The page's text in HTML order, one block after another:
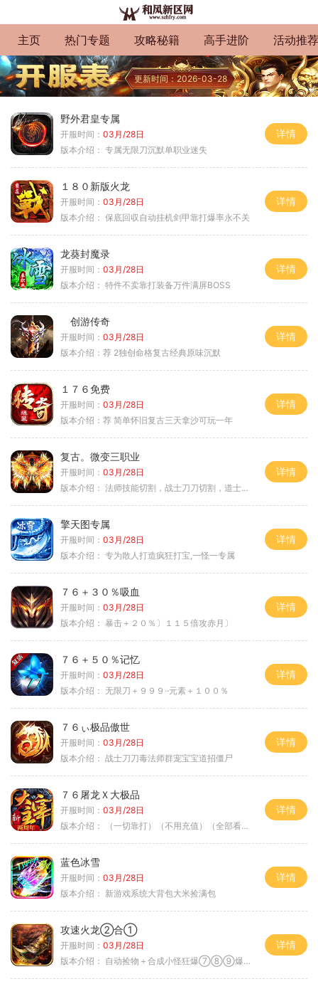
主页 热门专题 攻略秘籍 高手进阶 活动推荐
更新时间：2026-03-28
野外君皇专属
开服时间： 03月/28日
版本介绍： 专属无限刀沉默单职业迷失
详情
１８０新版火龙
开服时间： 03月/28日
版本介绍： 保底回収自动挂机剑甲靠打爆率永不关
详情
龙葵封魔录
开服时间： 03月/28日
版本介绍： 特件不卖靠打装备万件满屏BOSS
详情
创游传奇
开服时间： 03月/28日
版本介绍： 荐 2独创命格复古经典原味沉默
详情
１７６免费
开服时间： 03月/28日
版本介绍： 荐 简单怀旧复古三天拿沙可玩一年
详情
复古。微变三职业
开服时间： 03月/28日
版本介绍： 法师技能切割，战士刀刀切割，道士宠物秒怪
详情
擎天图专属
开服时间： 03月/28日
版本介绍： 专为散人打造疯狂打宝,一怪一专属
详情
７６＋３０％吸血
开服时间： 03月/28日
版本介绍： 暴击＋２０％〕１１５倍攻赤月〕
详情
７６＋５０％记忆
开服时间： 03月/28日
版本介绍： 无限刀＋９９９··元素＋１００％
详情
７６ぃ极品傲世
开服时间： 03月/28日
版本介绍： 战士刀刀毒法师群宠宝宝道招僵尸
详情
７６屠龙Ｘ大极品
开服时间： 03月/28日
版本介绍：
（一切靠打）（不用充值）（全部看脸）
详情
蓝色冰雪
开服时间： 03月/28日
版本介绍： 新游戏系统大背包大米捡满包
详情
攻速火龙②合①
开服时间： 03月/28日
版本介绍： 自动捡物＋合成小怪狂爆⑦⑧⑨爆率+９
详情